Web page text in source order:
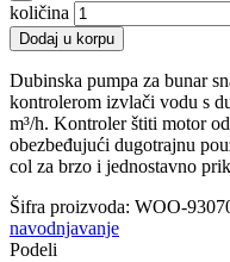
količina
Dodaj u korpu
Dubinska pumpa za bunar
kontrolerom izvlači vodu s
m³/h. Kontroler štiti motor
obezbeđujući dugotrajnu
col za brzo i jednostavno
Šifra proizvoda: WOO-
navodnjavanje
Podeli